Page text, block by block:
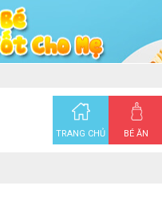
TRANG CHỦ BÉ ĂN